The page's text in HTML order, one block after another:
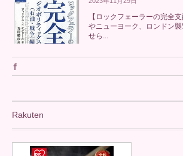
【ロックフェーラーの完全
やニューヨーク、ロンドン
せら...
Rakuten